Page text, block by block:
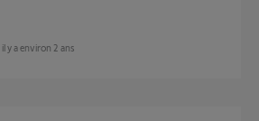
il y a environ 2 ans